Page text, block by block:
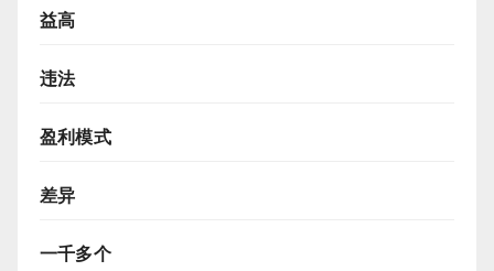
益高
违法
盈利模式
差异
一千多个